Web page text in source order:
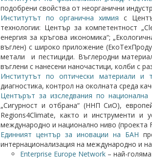
подобрени свойства от неорганични
Институтът по органична химия с
технологии: Център за компетентност
енергия за кръгова икономика“;
въглен) с широко приложение
метали и пестициди. Въглеродни
въглени с нанесени наночастици, колби с
Институтът по оптически материали и
диагностика, контрол на околната среда
Центърът за изследвания по
„Сигурност и отбрана“ (ННП СиО),
Regions4Climate, както и инструменти и
международно и национално ниво (проекта
Единният център за иновации на БАН
интернационализация на международно и
Enterprise Europe Network – най-